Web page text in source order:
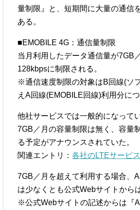
量制限』と、短期間に大量の通信
ある。
■EMOBILE 4G：通信量制限
当月利用したデータ通信量が7GB
128kbpsに制限される。
※通信速度制限の対象はB回線(ソ
えA回線(EMOBILE回線)利用分に
他社サービスでは一般的になって
7GB／月の容量制限は無く、容量
る予定がアナウンスされていた。
関連エントリ： 各社のLTEサービ
7GB／月を超えて利用する場合、
は少なくとも公式Webサイトから
※公式Webサイトの記述からは『